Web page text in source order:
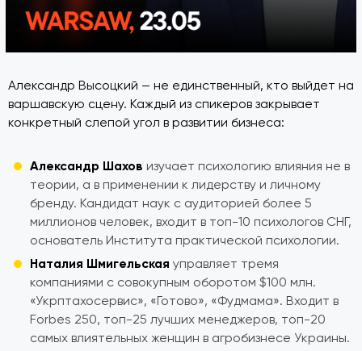
Александр Высоцкий — не единственный, кто выйдет на
варшавскую сцену. Каждый из спикеров закрывает
конкретный слепой угол в развитии бизнеса:
Александр Шахов изучает психологию влияния не в
теории, а в применении к лидерству и личному
бренду. Кандидат наук с аудиторией более 5
миллионов человек, входит в топ-10 психологов СНГ,
основатель Института практической психологии.
Наталия Шмигельская управляет тремя
компаниями с совокупным оборотом $100 млн.
«Укрптахосервис», «Готово», «Фудмама». Входит в
Forbes 250, топ-25 лучших менеджеров, топ-20
самых влиятельных женщин в агробизнесе Украины.